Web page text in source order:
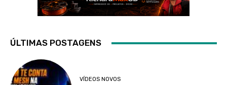
ÚLTIMAS POSTAGENS
VÍDEOS NOVOS